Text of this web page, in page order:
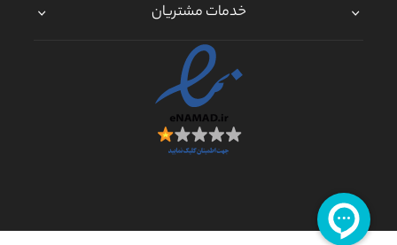
خدمات مشتریان